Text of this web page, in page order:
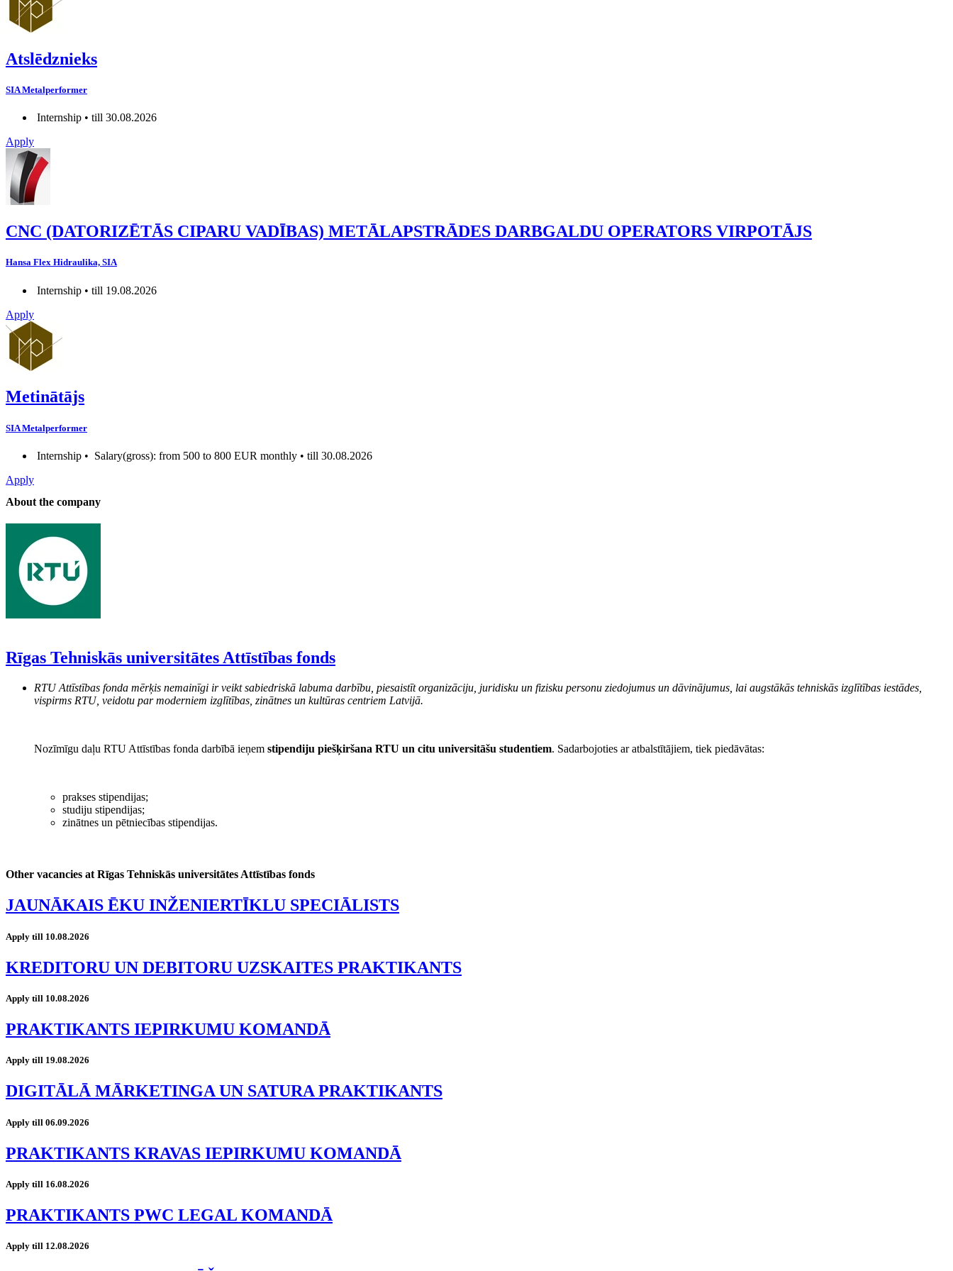
Atslēdznieks
SIA Metalperformer
Internship • till 30.08.2026
Apply
CNC (DATORIZĒTĀS CIPARU VADĪBAS) METĀLAPSTRĀDES DARBGALDU OPERATORS VIRPOTĀJS
Hansa Flex Hidraulika, SIA
Internship • till 19.08.2026
Apply
Metinātājs
SIA Metalperformer
Internship • Salary(gross): from 500 to 800 EUR monthly • till 30.08.2026
Apply
About the company
Rīgas Tehniskās universitātes Attīstības fonds
RTU Attīstības fonda mērķis nemainīgi ir veikt sabiedriskā labuma darbību, piesaistīt organizāciju, juridisku un fizisku personu ziedojumus un dāvinājumus, lai augstākās tehniskās izglītības iestādes,
vispirms RTU, veidotu par moderniem izglītības, zinātnes un kultūras centriem Latvijā.
Nozīmīgu daļu RTU Attīstības fonda darbībā ieņem stipendiju piešķiršana RTU un citu universitāšu studentiem. Sadarbojoties ar atbalstītājiem, tiek piedāvātas:
prakses stipendijas;
studiju stipendijas;
zinātnes un pētniecības stipendijas.
Other vacancies at Rīgas Tehniskās universitātes Attīstības fonds
JAUNĀKAIS ĒKU INŽENIERTĪKLU SPECIĀLISTS
Apply till 10.08.2026
KREDITORU UN DEBITORU UZSKAITES PRAKTIKANTS
Apply till 10.08.2026
PRAKTIKANTS IEPIRKUMU KOMANDĀ
Apply till 19.08.2026
DIGITĀLĀ MĀRKETINGA UN SATURA PRAKTIKANTS
Apply till 06.09.2026
PRAKTIKANTS KRAVAS IEPIRKUMU KOMANDĀ
Apply till 16.08.2026
PRAKTIKANTS PWC LEGAL KOMANDĀ
Apply till 12.08.2026